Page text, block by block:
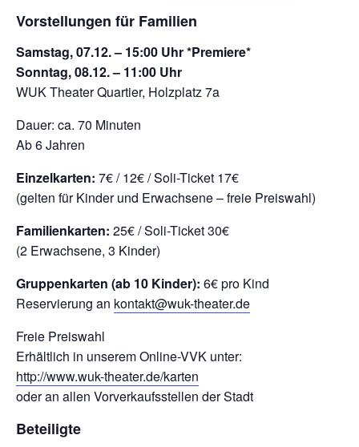
Vorstellungen für Familien
Samstag, 07.12. – 15:00 Uhr *Premiere*
Sonntag, 08.12. – 11:00 Uhr
WUK Theater Quartier, Holzplatz 7a
Dauer: ca. 70 Minuten
Ab 6 Jahren
Einzelkarten: 7€ / 12€ / Soli-Ticket 17€
(gelten für Kinder und Erwachsene – freie Preiswahl)
Familienkarten: 25€ / Soli-Ticket 30€
(2 Erwachsene, 3 Kinder)
Gruppenkarten (ab 10 Kinder): 6€ pro Kind
Reservierung an kontakt@wuk-theater.de
Freie Preiswahl
Erhältlich in unserem Online-VVK unter:
http://www.wuk-theater.de/karten
oder an allen Vorverkaufsstellen der Stadt
Beteiligte